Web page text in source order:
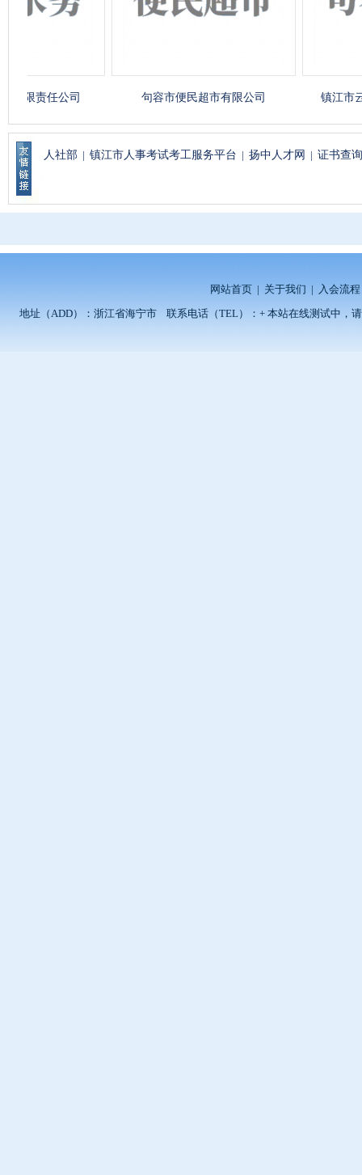
责任公司 句容市便民超市有限公司 镇江市云创
人社部 | 镇江市人事考试考工服务平台 | 扬中人才网 | 证书查询
网站首页 | 关于我们 | 入会流程
地址（ADD）：浙江省海宁市 联系电话（TEL）：+ 本站在线测试中，